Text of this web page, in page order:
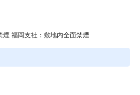
煙 福岡支社：敷地内全面禁煙